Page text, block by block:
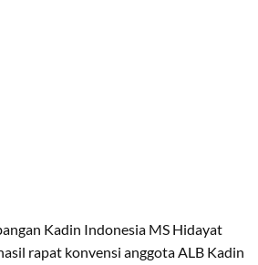
Kadin Indonesia MS Hidayat
rapat konvensi anggota ALB Kadin